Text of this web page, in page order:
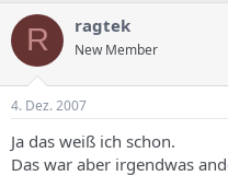
R ragtek
New Member
4. Dez. 2007
Ja das weiß ich schon.
Das war aber irgendwas